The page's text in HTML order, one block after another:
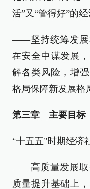
活”又“管得好”的经
——坚持统筹发展
在安全中谋发展
解各类风险，增
格局保障新发展格
第三章 主要目标
“十五五”时期经济
——高质量发展取
质量提升基础上